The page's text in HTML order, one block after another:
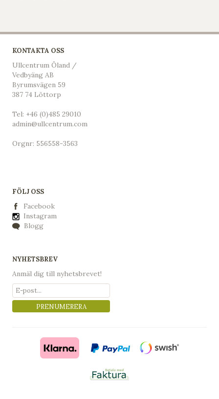
KONTAKTA OSS
Ullcentrum Öland /
Vedbyäng AB
Byrumsvägen 59
387 74 Löttorp
Tel: +46 (0)485 29010
admin@ullcentrum.com
Orgnr: 556558-3563
FÖLJ OSS
Facebook
Instagram
Blogg
NYHETSBREV
Anmäl dig till nyhetsbrevet!
PRENUMERERA